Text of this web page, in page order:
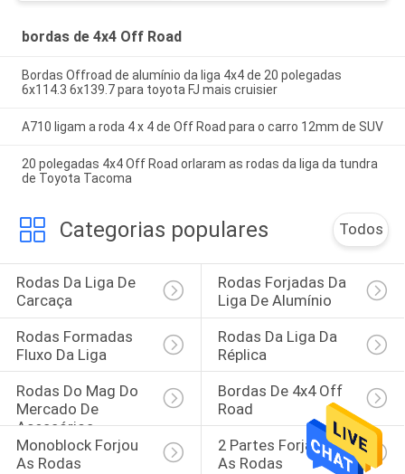
bordas de 4x4 Off Road
Bordas Offroad de alumínio da liga 4x4 de 20 polegadas
6x114.3 6x139.7 para toyota FJ mais cruisier
A710 ligam a roda 4 x 4 de Off Road para o carro 12mm de SUV
20 polegadas 4x4 Off Road orlaram as rodas da liga da tundra
de Toyota Tacoma
Categorias populares Todos
Rodas Da Liga De
Carcaça
Rodas Forjadas Da
Liga De Alumínio
Rodas Formadas
Fluxo Da Liga
Rodas Da Liga Da
Réplica
Rodas Do Mag Do
Mercado De
Acessórios
Bordas De 4x4 Off
Road
Monoblock Forjou
As Rodas
2 Partes Forjaram
As Rodas